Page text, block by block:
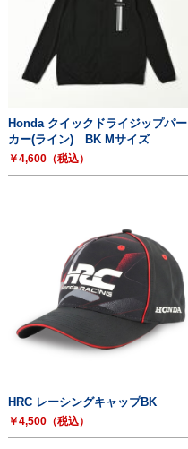
Honda クイックドライジップパー
カー(ライン) BK Mサイズ
￥4,600（税込）
HRC レーシングキャップBK
￥4,500（税込）